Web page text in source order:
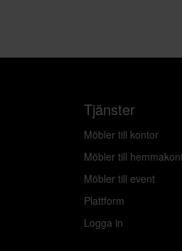
Tjänster
Möbler till kontor
Möbler till
Möbler till event
Plattform
Logga in